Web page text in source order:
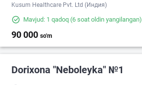
Kusum Healthcare Pvt. Ltd (Индия)
Mavjud: 1 qadoq (6 soat oldin yangilangan)
90 000 so'm
Dorixona "Neboleyka" №1